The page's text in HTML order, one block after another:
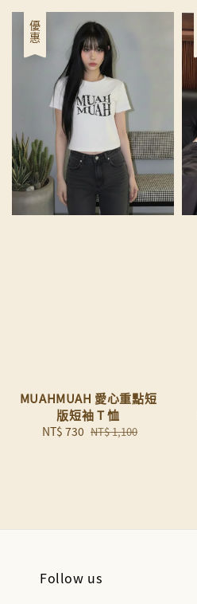
優惠
MUAHMUAH 愛心重點短
版短袖 T 恤
Sale
NT$ 730 Regular
NT$ 1,100
Follow us